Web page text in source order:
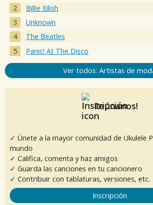
Billie Eilish
Unknown
The Beatles
Panic! At The Disco
Ver todos: Artistas de
Reúnanos!
✓ Únete a la mayor comunidad de Ukulele
mundo
✓ Califica, comenta y haz amigos
✓ Guarda las canciones en tu cancionero
✓ Contribuir con tablaturas, versiones, etc.
Inscripción